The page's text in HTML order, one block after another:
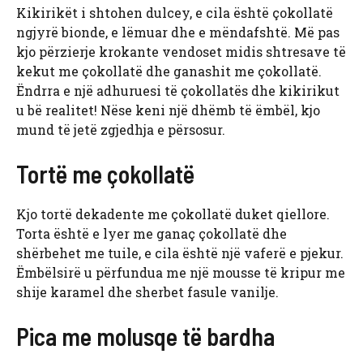
Kikirikët i shtohen dulcey, e cila është çokollatë
ngjyrë bionde, e lëmuar dhe e mëndafshtë. Më pas
kjo përzierje krokante vendoset midis shtresave të
kekut me çokollatë dhe ganashit me çokollatë.
Ëndrra e një adhuruesi të çokollatës dhe kikirikut
u bë realitet! Nëse keni një dhëmb të ëmbël, kjo
mund të jetë zgjedhja e përsosur.
Tortë me çokollatë
Kjo tortë dekadente me çokollatë duket qiellore.
Torta është e lyer me ganaç çokollatë dhe
shërbehet me tuile, e cila është një vaferë e pjekur.
Ëmbëlsirë u përfundua me një mousse të kripur me
shije karamel dhe sherbet fasule vanilje.
Pica me molusqe të bardha